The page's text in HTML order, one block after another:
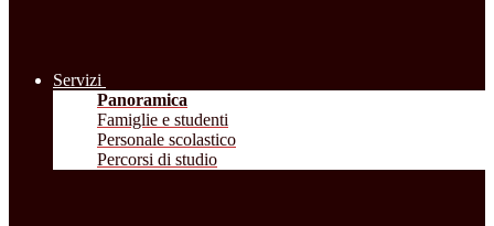
Servizi
Panoramica
Famiglie e studenti
Personale scolastico
Percorsi di studio